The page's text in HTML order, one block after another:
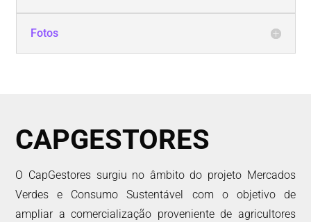
Fotos
CAPGESTORES
O CapGestores surgiu no âmbito do projeto Mercados
Verdes e Consumo Sustentável com o objetivo de
ampliar a comercialização proveniente de agricultores